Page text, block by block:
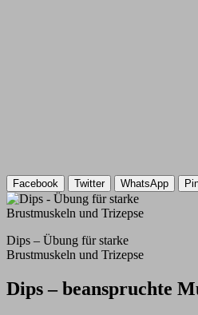
Facebook Twitter WhatsApp
Dips – Übung für starke
Brustmuskeln und Trizepse
Dips – beanspruchte